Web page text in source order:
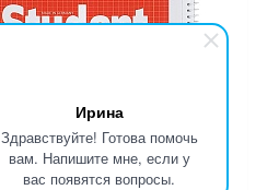
Ирина
Здравствуйте! Готова помочь
вам. Напишите мне, если у
вас появятся вопросы.